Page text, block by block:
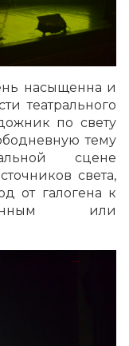
насыщенна и
театрального
по свету
тему
сцене
света,
от галогена к
или